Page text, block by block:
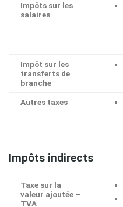
Impôts sur les
salaires
Impôt sur les
transferts de
branche
Autres taxes
Impôts indirects
Taxe sur la
valeur ajoutée –
TVA